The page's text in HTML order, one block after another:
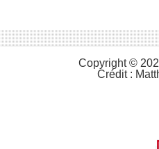
Copyright ©
Crédit :